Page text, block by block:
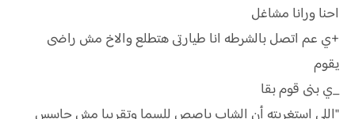
احنا ورانا مشاغل
+ي عم اتصل بالشرطه انا طيارتى هتطلع والاخ مش راضى
يقوم
_ي بنى قوم بقا